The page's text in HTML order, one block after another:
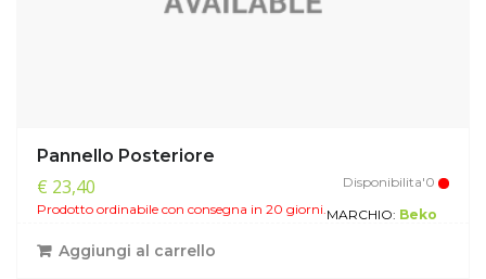
Pannello Posteriore
€ 23,40
Disponibilita'0
Prodotto ordinabile con consegna in 20 giorni.MARCHIO: Beko
Aggiungi al carrello